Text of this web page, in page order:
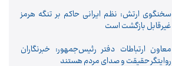
سخنگوی ارتش: نظم ایرانی حاکم بر تنگه هرمز
غیرقابل بازگشت است
معاون ارتباطات دفتر رئیس‌جمهور: خبرنگاران
روایتگر حقیقت و صدای مردم هستند